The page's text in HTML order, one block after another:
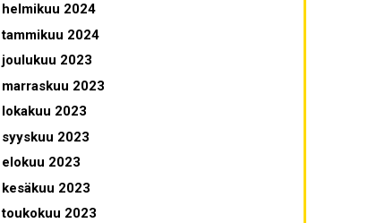
helmikuu 2024
tammikuu 2024
joulukuu 2023
marraskuu 2023
lokakuu 2023
syyskuu 2023
elokuu 2023
kesäkuu 2023
toukokuu 2023